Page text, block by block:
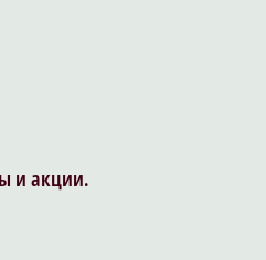
и акции.